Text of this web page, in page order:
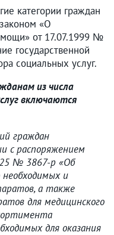
категории граждан
«О
от 17.07.1999 №
государственной
социальных услуг.
из числа
включаются
граждан
с распоряжением
№ 3867-р «Об
и
а также
для медицинского
для оказания